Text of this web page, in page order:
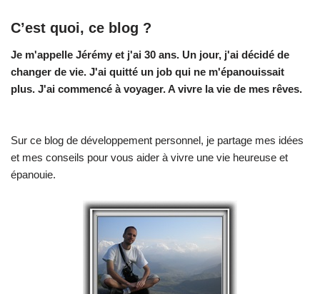
C’est quoi, ce blog ?
Je m'appelle Jérémy et j'ai 30 ans. Un jour, j'ai décidé de
changer de vie. J'ai quitté un job qui ne m'épanouissait
plus. J'ai commencé à voyager. A vivre la vie de mes rêves.
Sur ce blog de développement personnel, je partage mes idées
et mes conseils pour vous aider à vivre une vie heureuse et
épanouie.